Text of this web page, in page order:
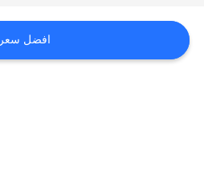
أسعار
افضل سعر